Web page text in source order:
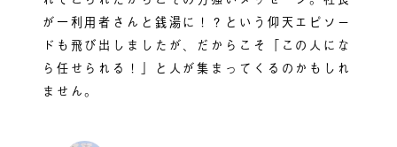
が一利用者さんと銭湯に！？という仰天エピソー
ドも飛び出しましたが、だからこそ「この人にな
ら任せられる！」と人が集まってくるのかもしれ
ません。